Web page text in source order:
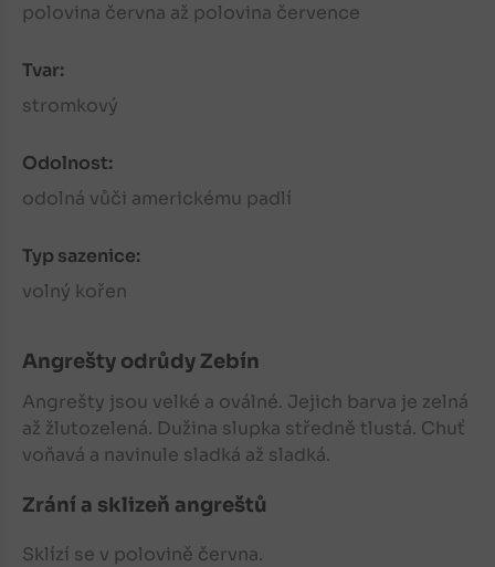
polovina června až polovina července
Tvar:
stromkový
Odolnost:
odolná vůči americkému padlí
Typ sazenice:
volný kořen
Angrešty odrůdy Zebín
Angrešty jsou velké a oválné. Jejich barva je zelná
až žlutozelená. Dužina slupka středně tlustá. Chuť
voňavá a navinule sladká až sladká.
Zrání a sklizeň angreštů
Sklízí se v polovině června.